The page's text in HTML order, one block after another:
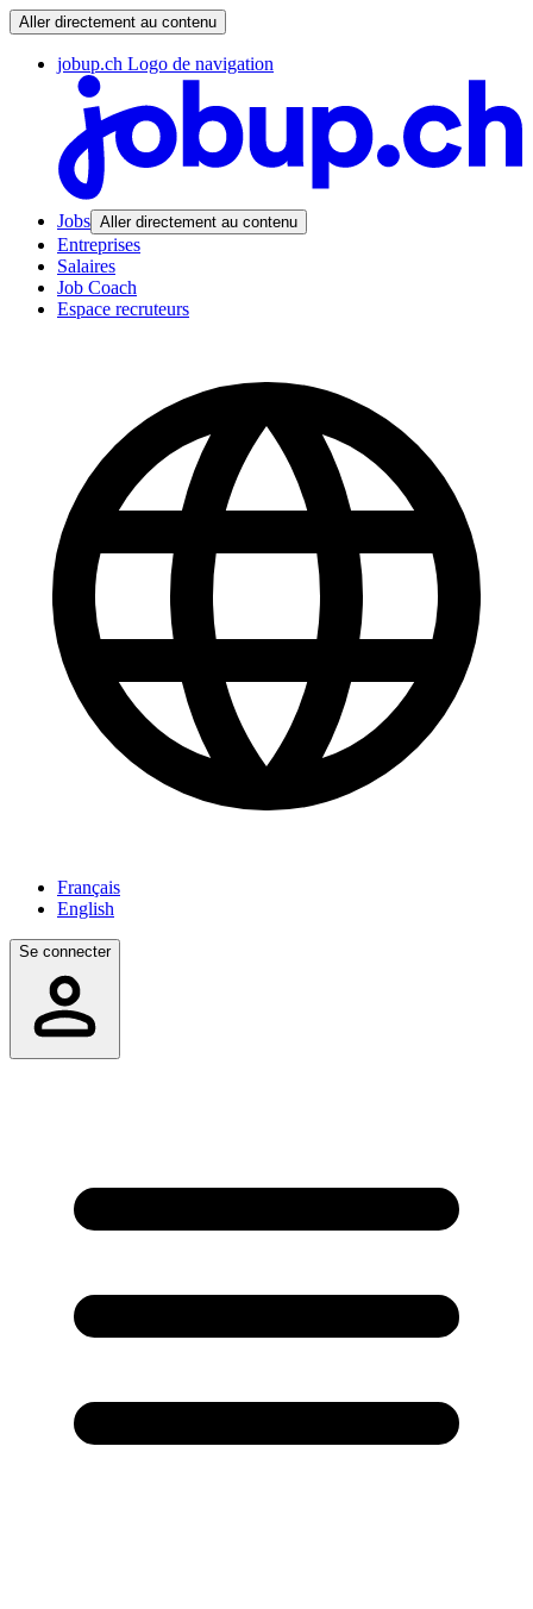
Aller directement au contenu
jobup.ch Logo de navigation
Jobs Aller directement au contenu
Entreprises
Salaires
Job Coach
Espace recruteurs
Français
English
Se connecter